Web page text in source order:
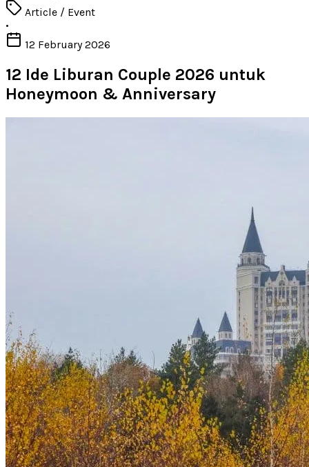
Article / Event
•
12 February 2026
12 Ide Liburan Couple 2026 untuk
Honeymoon & Anniversary